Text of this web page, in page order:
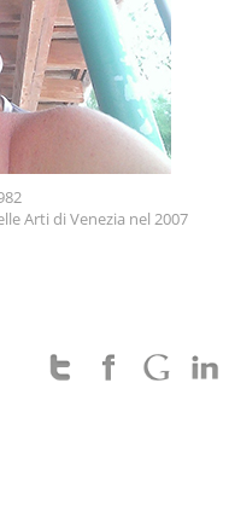
Arti di Venezia nel 2007